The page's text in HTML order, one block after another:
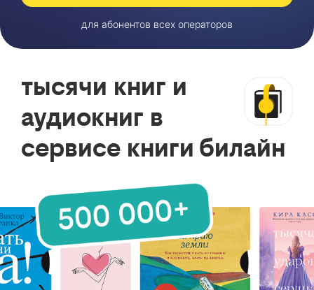
для абонентов всех операторов
тысячи книг и
аудиокниг в
сервисе книги билайн